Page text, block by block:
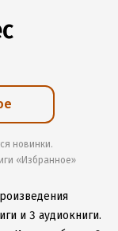
новинки.
«Избранное»
и 3 аудиокниги.